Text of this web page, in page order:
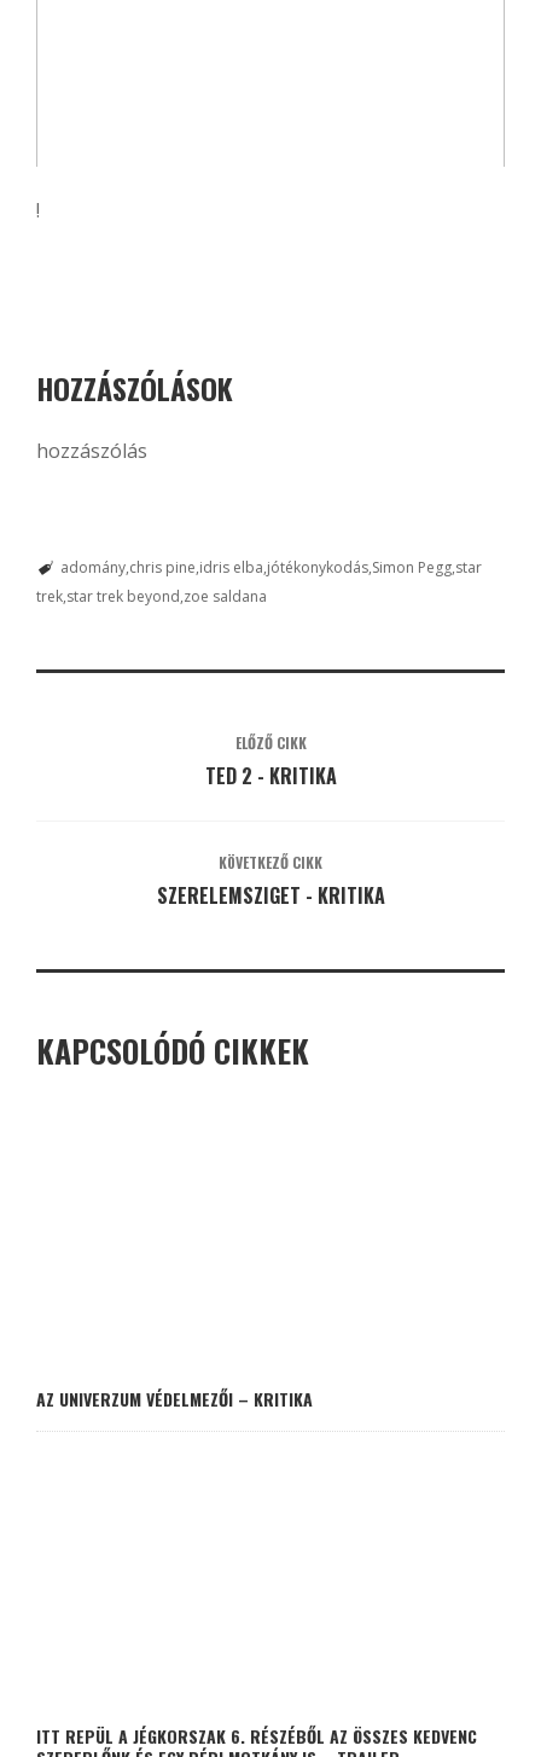
!
HOZZÁSZÓLÁSOK
hozzászólás
adomány chris pine idris elba jótékonykodás Simon Pegg star
trek star trek beyond zoe saldana
ELŐZŐ CIKK
TED 2 - KRITIKA
KÖVETKEZŐ CIKK
SZERELEMSZIGET - KRITIKA
KAPCSOLÓDÓ CIKKEK
AZ UNIVERZUM VÉDELMEZŐI – KRITIKA
ITT REPÜL A JÉGKORSZAK 6. RÉSZÉBŐL AZ ÖSSZES KEDVENC